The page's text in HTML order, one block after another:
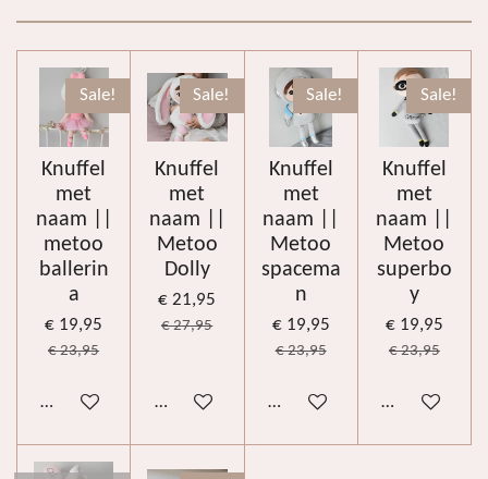
Sale!
Knuffel
met
naam ||
metoo
ballerin
a
€ 19,95
€ 23,95
Bekijk details
Sale!
Knuffel
met
naam ||
Metoo
Dolly
€ 21,95
€ 27,95
Bekijk details
Sale!
Knuffel
met
naam ||
Metoo
spacema
n
€ 19,95
€ 23,95
Bekijk details
Sale!
Knuffel
met
naam ||
Metoo
superbo
y
€ 19,95
€ 23,95
Bekijk details